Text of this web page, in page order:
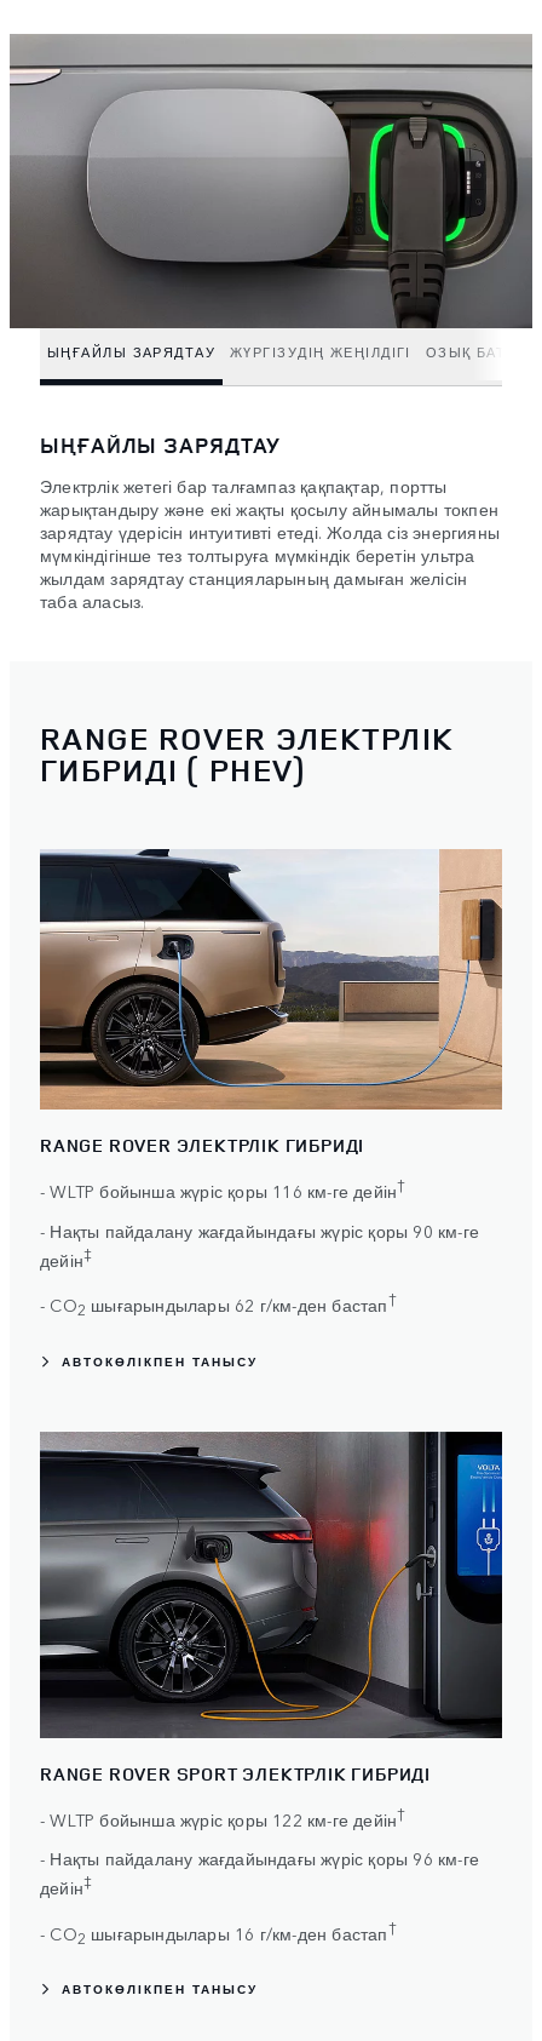
ЫҢҒАЙЛЫ ЗАРЯДТАУ ЖҮРГІЗУДІҢ ЖЕҢІЛДІГІ ОЗЫҚ
ЫҢҒАЙЛЫ ЗАРЯДТАУ
Электрлік жетегі бар талғампаз қақпақтар, портты
жарықтандыру және екі жақты қосылу айнымалы токпен
зарядтау үдерісін интуитивті етеді. Жолда сіз энергияны
мүмкіндігінше тез толтыруға мүмкіндік беретін ультра
жылдам зарядтау станцияларының дамыған желісін
таба аласыз.
RANGE ROVER ЭЛЕКТРЛІК
ГИБРИДІ ( PHEV)
RANGE ROVER ЭЛЕКТРЛІК ГИБРИДІ
- WLTP бойынша жүріс қоры 116 км-ге дейін†
- Нақты пайдалану жағдайындағы жүріс қоры 90 км-ге
дейін‡
- CO2 шығарындылары 62 г/км-ден бастап†
АВТОКӨЛІКПЕН ТАНЫСУ
RANGE ROVER SPORT ЭЛЕКТРЛІК ГИБРИДІ
- WLTP бойынша жүріс қоры 122 км-ге дейін†
- Нақты пайдалану жағдайындағы жүріс қоры 96 км-ге
дейін‡
- CO2 шығарындылары 16 г/км-ден бастап†
АВТОКӨЛІКПЕН ТАНЫСУ